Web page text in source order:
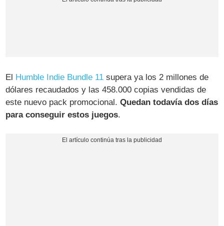
El Humble Indie Bundle 11 supera ya los 2 millones de
dólares recaudados y las 458.000 copias vendidas de
este nuevo pack promocional.Quedan todavía dos días
para conseguir estos juegos.